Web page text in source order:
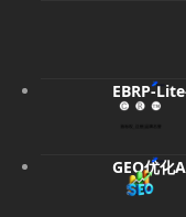
EBRP-
GEO优化